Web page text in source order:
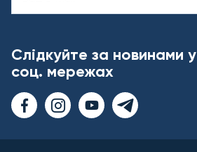
Слідкуйте за новинами у
соц. мережах